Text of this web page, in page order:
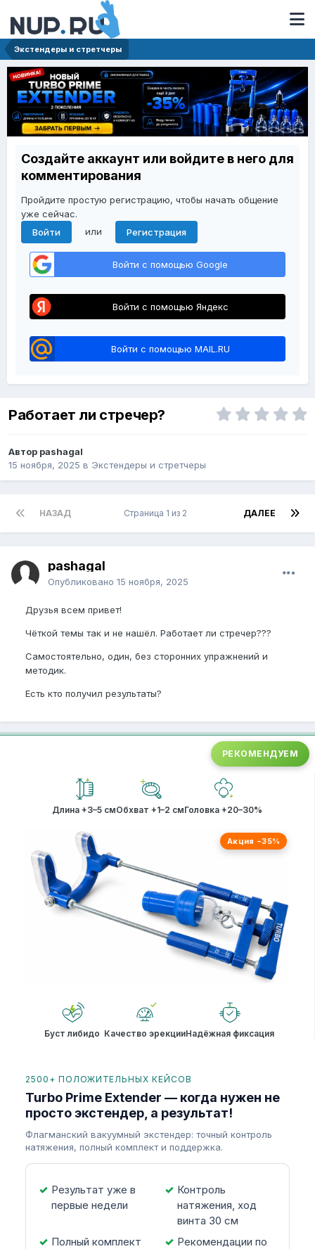
Экстендеры и стретчеры
Создайте аккаунт или войдите в него для
комментирования
Пройдите простую регистрацию, чтобы начать общение
уже сейчас.
Войти
или Регистрация
Войти с помощью Google
Войти с помощью Яндекс
Войти с помощью MAIL.RU
Работает ли стречер?
Автор pashagal
15 ноября, 2025 в Экстендеры и стретчеры
НАЗАД ДАЛЕЕ
Страница 1 из 2
pashagal
Опубликовано 15 ноября, 2025
Друзья всем привет!
Чёткой темы так и не нашёл. Работает ли стречер???
Самостоятельно, один, без сторонних упражнений и
методик.
Есть кто получил результаты?
РЕКОМЕНДУЕМ
Длина +3–5 смОбхват +1–2 смГоловка +20–30%
Акция −35%
Буст либидо Качество эрекцииНадёжная фиксация
2500+ ПОЛОЖИТЕЛЬНЫХ КЕЙСОВ
Turbo Prime Extender — когда нужен не
просто экстендер, а результат!
Флагманский вакуумный экстендер: точный контроль
натяжения, полный комплект и поддержка.
Результат уже в
первые недели
Контроль
натяжения, ход
винта 30 см
Полный комплект
Рекомендации по